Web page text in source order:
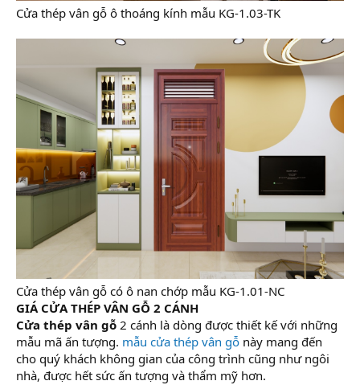
Cửa thép vân gỗ ô thoáng kính mẫu KG-1.03-TK
Cửa thép vân gỗ có ô nan chớp mẫu KG-1.01-NC
GIÁ CỬA THÉP VÂN GỖ 2 CÁNH
Cửa thép vân gỗ 2 cánh là dòng được thiết kế với những
mẫu mã ấn tượng. mẫu cửa thép vân gỗ này mang đến
cho quý khách không gian của công trình cũng như ngôi
nhà, được hết sức ấn tượng và thẩm mỹ hơn.